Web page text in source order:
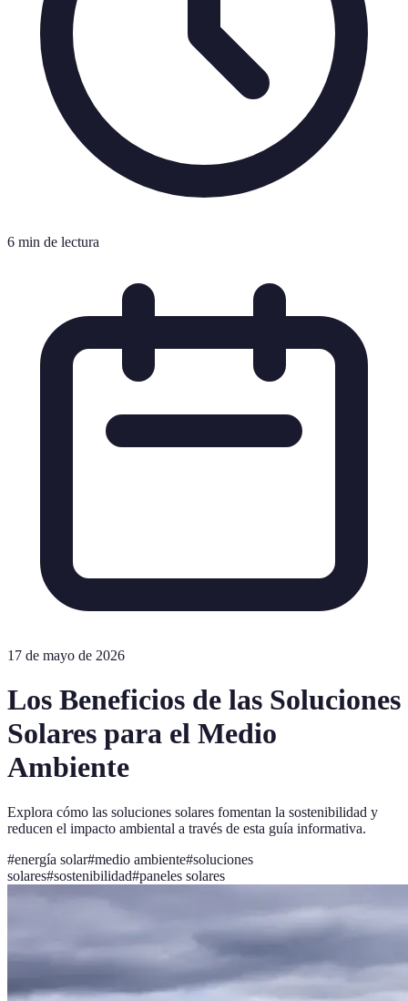
6 min de lectura
17 de mayo de 2026
Los Beneficios de las Soluciones
Solares para el Medio
Ambiente
Explora cómo las soluciones solares fomentan la sostenibilidad y
reducen el impacto ambiental a través de esta guía informativa.
#energía solar#medio ambiente#soluciones
solares#sostenibilidad#paneles solares